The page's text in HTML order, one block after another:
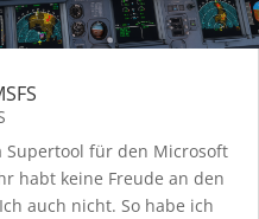
Supertool für den Microsoft
habt keine Freude an den
auch nicht. So habe ich